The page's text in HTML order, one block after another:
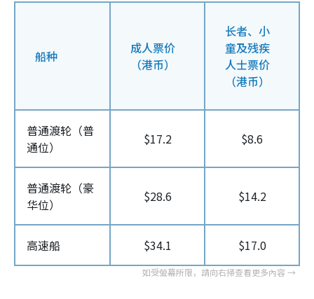
船种
成人票价
（港币）
长者、小
童及残疾
人士票价
（港币）
普通渡轮（普
通位）
$17.2 $8.6
普通渡轮（豪
华位）
$28.6 $14.2
高速船 $34.1 $17.0